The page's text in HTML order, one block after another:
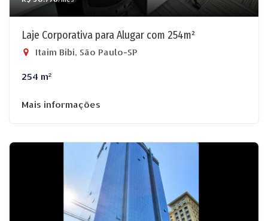
Laje Corporativa para Alugar com 254m²
Itaim Bibi, São Paulo-SP
254 m²
Mais informações